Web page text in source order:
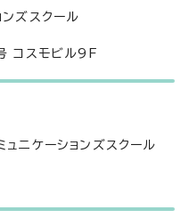
ンズスクール
コスモビル9F
ニケーションズスクール